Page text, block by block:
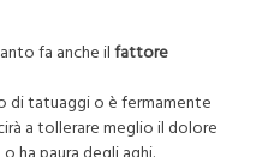
fa anche ilfattore
di tatuaggi o è fermamente
a tollerare meglio il dolore